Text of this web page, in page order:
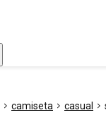
camiseta casual